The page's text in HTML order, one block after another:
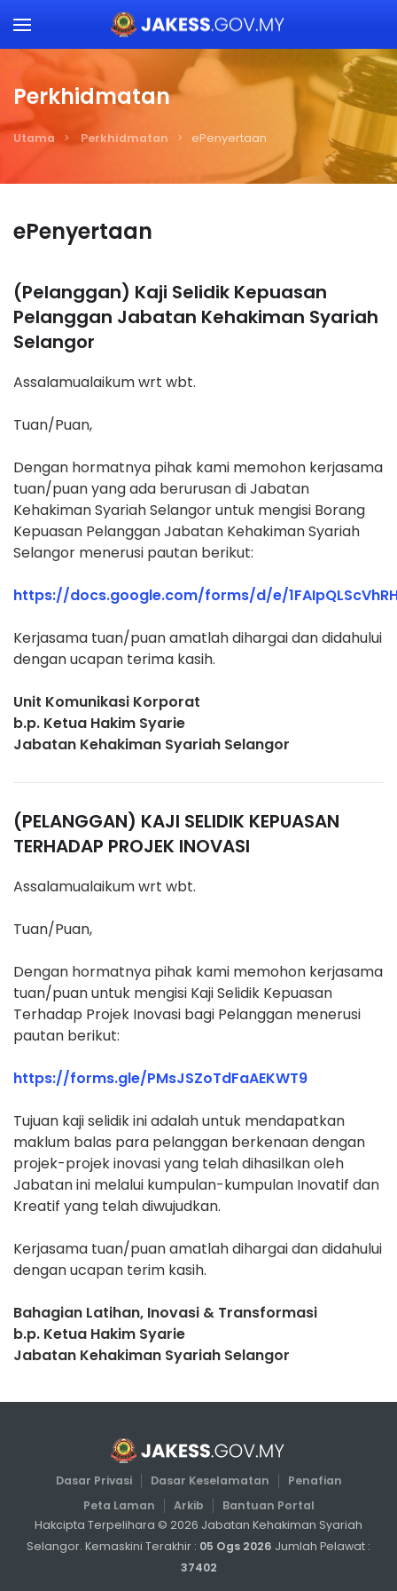
Skip to main content
Perkhidmatan
Utama Perkhidmatan ePenyertaan
ePenyertaan
(Pelanggan) Kaji Selidik Kepuasan
Pelanggan Jabatan Kehakiman Syariah
Selangor
Assalamualaikum wrt wbt.
Tuan/Puan,
Dengan hormatnya pihak kami memohon kerjasama
tuan/puan yang ada berurusan di Jabatan
Kehakiman Syariah Selangor untuk mengisi Borang
Kepuasan Pelanggan Jabatan Kehakiman Syariah
Selangor menerusi pautan berikut:
https://docs.google.com/forms/d/e/
Kerjasama tuan/puan amatlah dihargai dan didahului
dengan ucapan terima kasih.
Unit Komunikasi Korporat
b.p. Ketua Hakim Syarie
Jabatan Kehakiman Syariah Selangor
(PELANGGAN) KAJI SELIDIK KEPUASAN
TERHADAP PROJEK INOVASI
Assalamualaikum wrt wbt.
Tuan/Puan,
Dengan hormatnya pihak kami memohon kerjasama
tuan/puan untuk mengisi Kaji Selidik Kepuasan
Terhadap Projek Inovasi bagi Pelanggan menerusi
pautan berikut:
https://forms.gle/PMsJSZoTdFaAEKWT9
Tujuan kaji selidik ini adalah untuk mendapatkan
maklum balas para pelanggan berkenaan dengan
projek-projek inovasi yang telah dihasilkan oleh
Jabatan ini melalui kumpulan-kumpulan Inovatif dan
Kreatif yang telah diwujudkan.
Kerjasama tuan/puan amatlah dihargai dan didahului
dengan ucapan terim kasih.
Bahagian Latihan, Inovasi & Transformasi
b.p. Ketua Hakim Syarie
Jabatan Kehakiman Syariah Selangor
Dasar Privasi Dasar Keselamatan
Penafian
Peta Laman
Arkib
Bantuan Portal
Hakcipta Terpelihara © 2026 Jabatan Kehakiman Syariah
Selangor. Kemaskini Terakhir : 05 Ogs 2026 Jumlah Pelawat :
37402